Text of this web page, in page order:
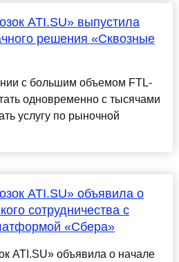
ATI.SU» выпустила
решения «Сквозные
с большим объемом FTL-
одновременно с тысячами
услугу по рыночной
ATI.SU» объявила о
сотрудничества с
«Сбера»
ATI.SU» объявила о начале